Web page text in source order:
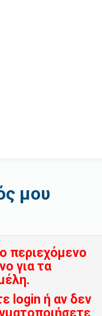
μου
περιεχόμενο
για τα
login ή αν δεν